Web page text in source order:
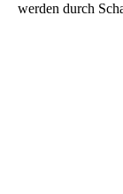
werden durch